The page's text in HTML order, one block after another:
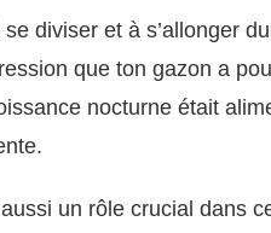
diviser et à s’allonger
que ton gazon a
nocturne était
un rôle crucial dans